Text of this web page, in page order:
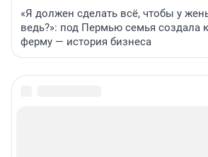
«Я должен сделать всё, чтобы у
ведь?»: под Пермью семья создала
ферму — история бизнеса